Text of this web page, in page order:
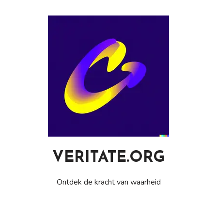
VERITATE.ORG
Ontdek de kracht van waarheid